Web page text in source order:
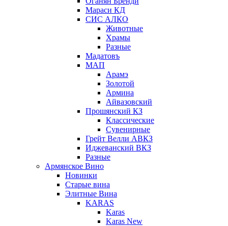
Мараси КД
СИС АЛКО
Животные
Храмы
Разные
Мадатовъ
МАП
Арамэ
Золотой
Армина
Айвазовский
Прошянский КЗ
Классические
Сувенирные
Грейт Велли АВКЗ
Иджеванский ВКЗ
Разные
Армянское Вино
Новинки
Старые вина
Элитные Вина
KARAS
Karas
Karas New